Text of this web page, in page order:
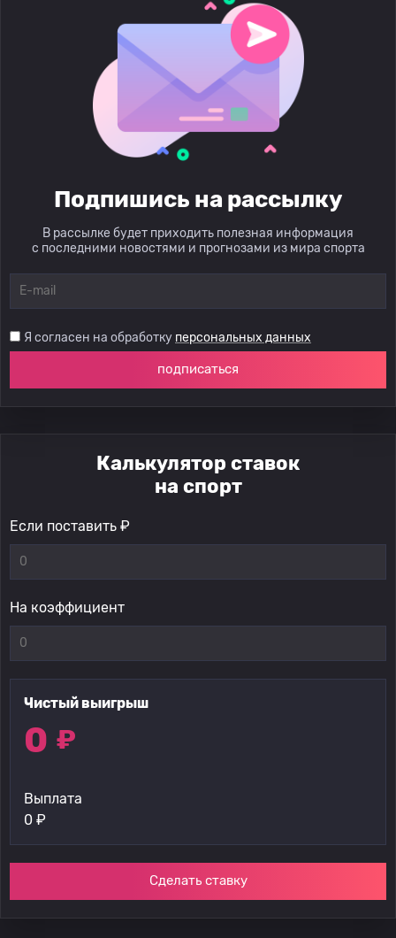
Подпишись на рассылку
В рассылке будет приходить полезная информация
с последними новостями и прогнозами из мира спорта
Я согласен на обработку персональных данных
подписаться
Калькулятор ставок
на спорт
Если поставить ₽
На коэффициент
Чистый выигрыш
0 ₽
Выплата
0 ₽
Сделать ставку